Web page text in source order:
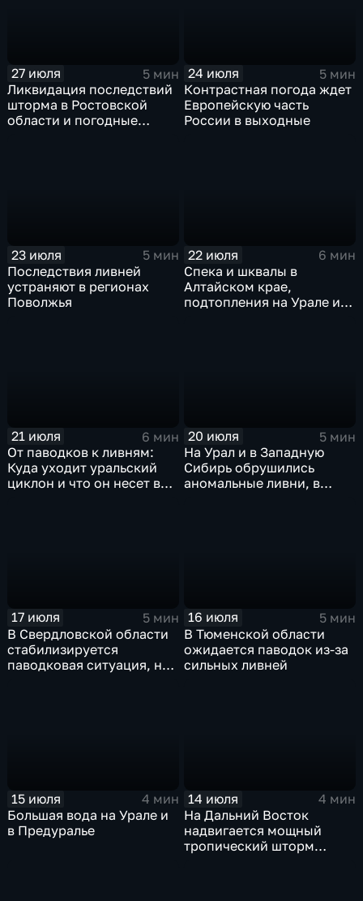
27 июля
5 мин
Ликвидация последствий
шторма в Ростовской
области и погодные
24 июля
5 мин
Контрастная погода ждет
Европейскую часть
России в выходные
23 июля
5 мин
Последствия ливней
устраняют в регионах
Поволжья
22 июля
6 мин
Спека и шквалы в
Алтайском крае,
подтопления на Урале и
21 июля
6 мин
От паводков к ливням:
Куда уходит уральский
циклон и что он несет в
20 июля
5 мин
На Урал и в Западную
Сибирь обрушились
аномальные ливни, в
17 июля
5 мин
В Свердловской области
стабилизируется
паводковая ситуация, но
16 июля
5 мин
В Тюменской области
ожидается паводок из-за
сильных ливней
15 июля
4 мин
Большая вода на Урале и
в Предуралье
14 июля
4 мин
На Дальний Восток
надвигается мощный
тропический шторм